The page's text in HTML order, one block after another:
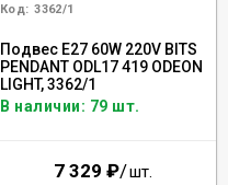
Код: 3362/1
Подвес E27 60W 220V BITS
PENDANT ODL17 419 ODEON
LIGHT, 3362/1
В наличии: 79 шт.
7 329 ₽/шт.